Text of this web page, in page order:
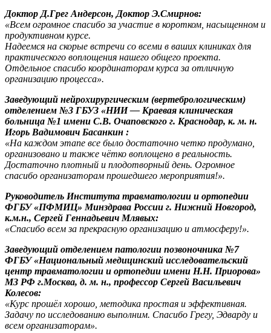
Доктор Д.Грег Андерсон, Доктор Э.Смирнов:
«Всем огромное спасибо за участие в коротком, насыщенном и
продуктивном курсе.
Надеемся на скорые встречи со всеми в ваших клиниках для
практического воплощения нашего общего проекта.
Отдельное спасибо координаторам курса за отличную
организацию процесса».
Заведующий нейрохирургическим (вертебрологическим)
отделением №3 ГБУЗ «НИИ — Краевая клиническая
больница №1 имени С.В. Очаповского г. Краснодар, к. м. н.
Игорь Вадимович Басанкин :
«На каждом этапе все было достаточно четко продумано,
организовано и также чётко воплощено в реальность.
Достаточно плотный и плодотворный день. Огромное
спасибо организаторам прошедшего мероприятия!».
Руководитель Института травматологии и ортопедии
ФГБУ «ПФМИЦ» Минздрава России г. Нижний Новгород,
к.м.н., Сергей Геннадьевич Млявых:
«Спасибо всем за прекрасную организацию и атмосферу!».
Заведующий отделением патологии позвоночника №7
ФГБУ «Национальный медицинский исследовательский
центр травматологии и ортопедии имени Н.Н. Приорова»
МЗ РФ г.Москва, д. м. н., профессор Сергей Васильевич
Колесов:
«Курс прошёл хорошо, методика простая и эффективная.
Задачу по исследованию выполним. Спасибо Грегу, Эдварду и
всем организаторам».